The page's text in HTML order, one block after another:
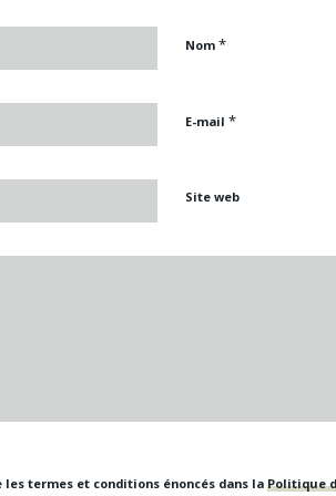
Nom *
E-mail *
Site web
les termes et conditions énoncés dans la Politique